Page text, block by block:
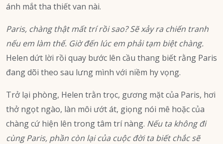
ánh mắt tha thiết van nài.
Paris, chàng thật mất trí rồi sao? Sẽ xảy ra chiến tranh
nếu em làm thế. Giờ đến lúc em phải tạm biệt chàng.
Helen dứt lời rồi quay bước lên cầu thang biết rằng Paris
đang dõi theo sau lưng mình với niềm hy vọng.
Trở lại phòng, Helen trằn trọc, gương mặt của Paris, hơi
thở ngọt ngào, làn môi ướt át, giọng nói mê hoặc của
chàng cứ hiện lên trong tâm trí nàng. Nếu ta không đi
cùng Paris, phần còn lại của cuộc đời ta biết chắc sẽ